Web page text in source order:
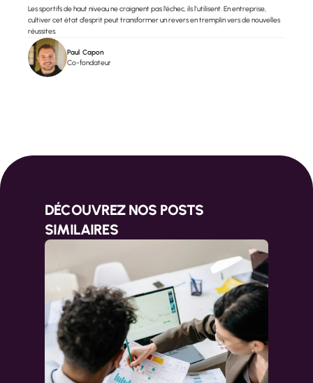
Les sportifs de haut niveau ne craignent pas l’échec, ils l’utilisent. En entreprise,
cultiver cet état d’esprit peut transformer un revers en tremplin vers de nouvelles
réussites.
Paul  Capon
Co-fondateur
DÉCOUVREZ NOS POSTS
SIMILAIRES